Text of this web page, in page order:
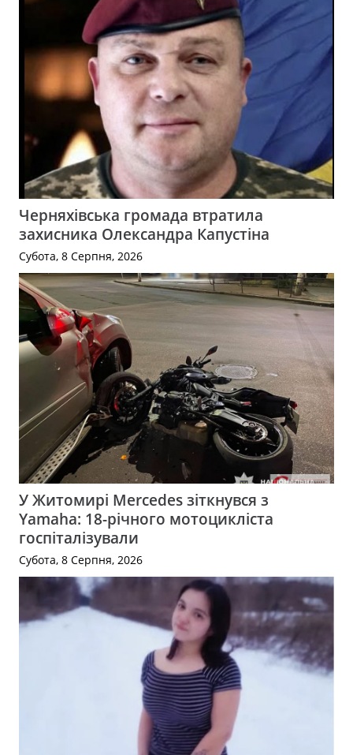
Черняхівська громада втратила
захисника Олександра Капустіна
Субота, 8 Серпня, 2026
У Житомирі Mercedes зіткнувся з
Yamaha: 18-річного мотоцикліста
госпіталізували
Субота, 8 Серпня, 2026